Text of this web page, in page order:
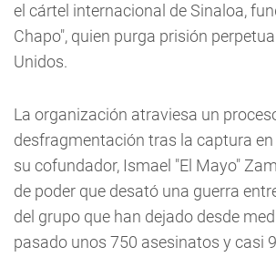
el cártel internacional de Sinaloa,
Chapo", quien purga prisión
Unidos.
La organización atraviesa un
desfragmentación tras la captura
su cofundador, Ismael "El Mayo"
de poder que desató una guerra
del grupo que han dejado desde
pasado unos 750 asesinatos y casi